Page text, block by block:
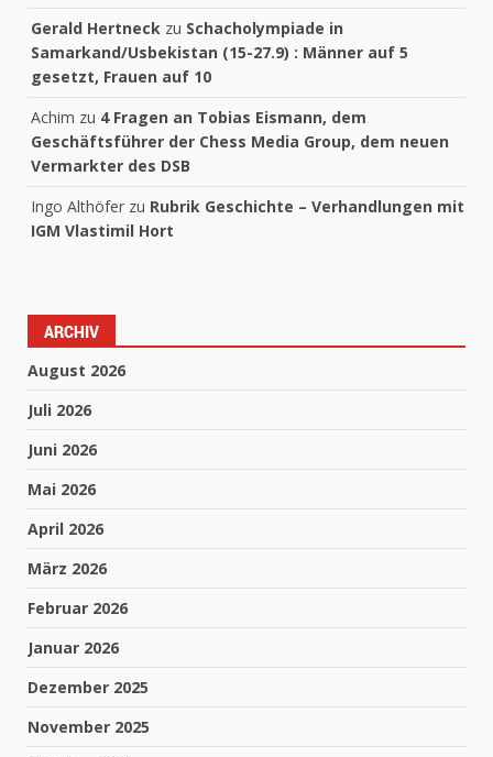
Gerald Hertneck zu Schacholympiade in
Samarkand/Usbekistan (15-27.9) : Männer auf 5
gesetzt, Frauen auf 10
Achim zu 4 Fragen an Tobias Eismann, dem
Geschäftsführer der Chess Media Group, dem neuen
Vermarkter des DSB
Ingo Althöfer zu Rubrik Geschichte – Verhandlungen mit
IGM Vlastimil Hort
ARCHIV
August 2026
Juli 2026
Juni 2026
Mai 2026
April 2026
März 2026
Februar 2026
Januar 2026
Dezember 2025
November 2025